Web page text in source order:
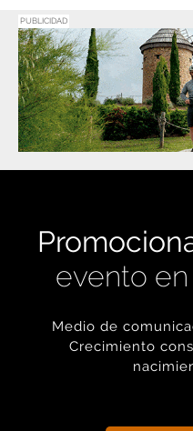
PUBLICIDAD
evento en
Medio de
Crecimiento